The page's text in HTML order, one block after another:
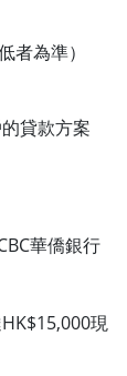
者為準）
貸款方案
華僑銀行
現